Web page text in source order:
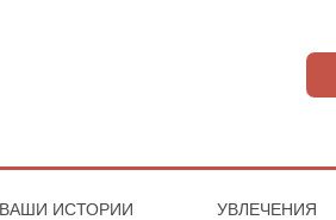
ВАШИ ИСТОРИИ УВЛЕЧЕНИЯ